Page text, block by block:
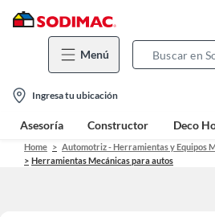
Menú
location-
icon
Ingresa tu ubicación
Asesoría Constructor Deco
Home
Automotriz - Herramientas y Equipos
Herramientas Mecánicas para autos